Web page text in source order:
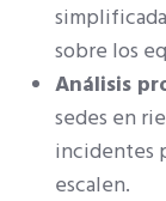
sobre los
Análisis
sedes en
incidentes
escalen.